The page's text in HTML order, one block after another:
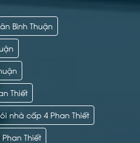
Bình Thuận
Thiết
nhà cấp 4 Phan Thiết
Thiết